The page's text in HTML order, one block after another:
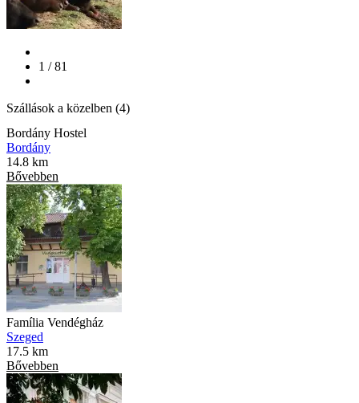
1 / 81
Szállások a közelben (4)
Bordány Hostel
Bordány
14.8 km
Bővebben
Família Vendégház
Szeged
17.5 km
Bővebben